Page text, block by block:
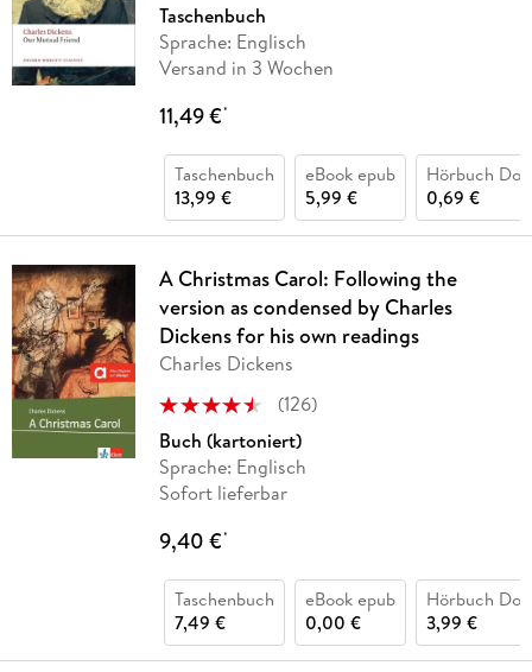
Taschenbuch
Sprache: Englisch
Versand in 3 Wochen
11,49 €*
Taschenbuch
13,99 €
eBook epub
5,99 €
Hörbuch
0,69 €
A Christmas Carol: Following the
version as condensed by Charles
Dickens for his own readings
Charles Dickens
(126)
Buch (kartoniert)
Sprache: Englisch
Sofort lieferbar
9,40 €*
Taschenbuch
7,49 €
eBook epub
0,00 €
Hörbuch
3,99 €